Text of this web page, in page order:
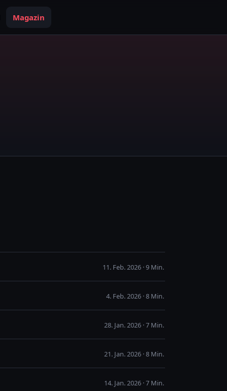
Magazin
11. Feb. 2026 · 9 Min.
4. Feb. 2026 · 8 Min.
28. Jan. 2026 · 7 Min.
21. Jan. 2026 · 8 Min.
14. Jan. 2026 · 7 Min.